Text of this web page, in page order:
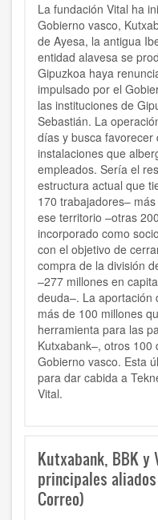
La fundación Vital ha
Gobierno vasco,
de Ayesa, la antigua
entidad alavesa se
Gipuzkoa haya
impulsado por el
las instituciones de
Sebastián. La
días y busca favorecer
instalaciones que
empleados. Sería el
estructura actual que
170 trabajadores–
ese territorio –otras
incorporado como
con el objetivo de
compra de la división
–277 millones en
deuda–. La aportación
más de 100 millones
herramienta para las
Kutxabank–, otros 100
Gobierno vasco. Esta
para dar cabida a
Vital.
Kutxabank, BBK
principales
Correo)